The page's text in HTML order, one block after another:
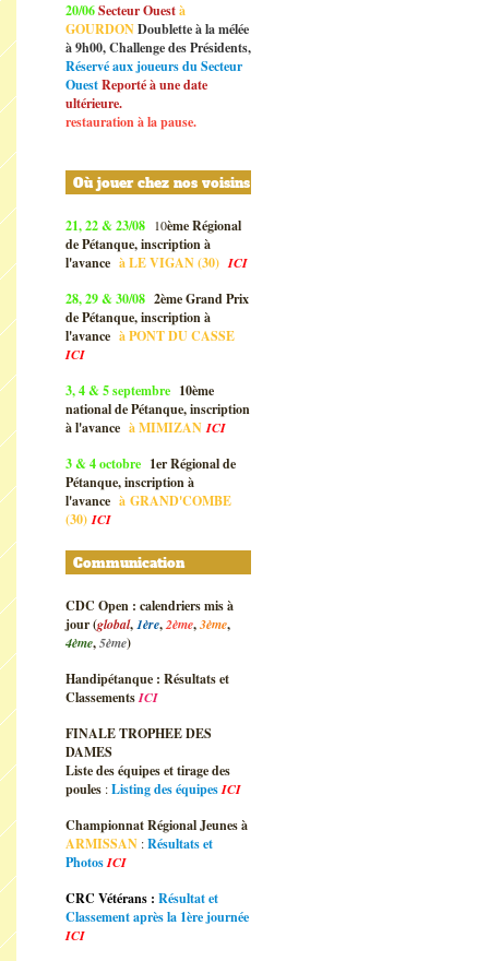
20/06Secteur Ouestà
GOURDONDoublette à la mélée
à 9h00, Challenge des Présidents,
Réservé aux joueurs du Secteur
OuestReporté à une date
ultérieure.
restauration à la pause.
Où jouer chez nos voisins
21, 22 & 23/08 10ème Régional
de Pétanque, inscription à
l'avance àLE VIGAN (30) ICI
28, 29 & 30/08 2ème Grand Prix
de Pétanque, inscription à
l'avance àPONT DU CASSE
ICI
3, 4 & 5 septembre 10ème
national de Pétanque, inscription
à l'avance àMIMIZAN ICI
3 & 4 octobre 1er Régional de
Pétanque, inscription à
l'avance à GRAND'COMBE
(30) ICI
Communication
CDC Open : calendriers mis à
jour (global,1ère,2ème,3ème,
4ème,5ème)
Handipétanque : Résultats et
ClassementsICI
FINALE TROPHEE DES
DAMES
Liste des équipes et tirage des
poules :Listing des équipesICI
Championnat Régional Jeunes à
ARMISSAN :Résultats et
PhotosICI
CRC Vétérans : Résultat et
Classement après la 1ère journée
ICI